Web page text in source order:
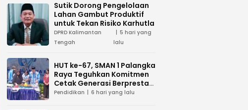
Sutik Dorong Pengelolaan
Lahan Gambut Produktif
untuk Tekan Risiko Karhutla
DPRD Kalimantan
Tengah
5 hari yang
lalu
HUT ke-67, SMAN 1 Palangka
Raya Teguhkan Komitmen
Cetak Generasi Berprestasi
dan Peduli Lingkunga
Pendidikan 6 hari yang lalu